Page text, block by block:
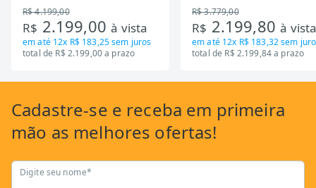
R$ 4.199,00
R$ 2.199,00à vista
em até 12x R$ 183,25sem juros
total de R$ 2.199,00 a prazo
R$ 3.779,00
R$ 2.199,80à
em até 12x R$ 183,32sem
total de R$ 2.199,84 a prazo
Cadastre-se e receba em primeira
mão as melhores ofertas!
Digite seu nome*